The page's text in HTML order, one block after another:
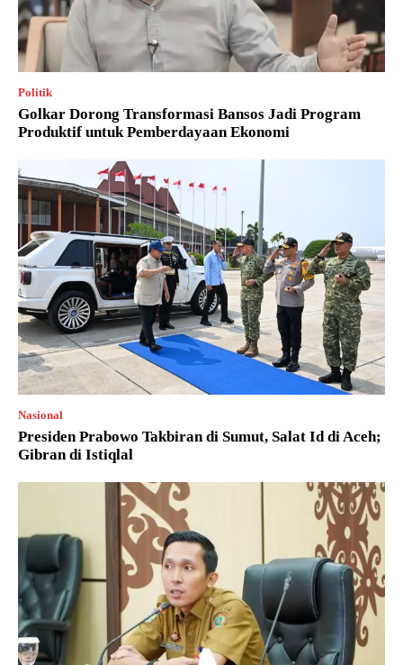
Politik
Golkar Dorong Transformasi Bansos Jadi Program
Produktif untuk Pemberdayaan Ekonomi
Nasional
Presiden Prabowo Takbiran di Sumut, Salat Id di Aceh;
Gibran di Istiqlal